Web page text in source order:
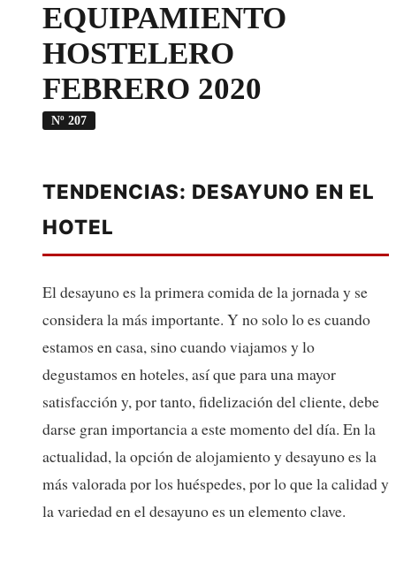
EQUIPAMIENTO
HOSTELERO
FEBRERO 2020
Nº 207
TENDENCIAS: DESAYUNO EN EL
HOTEL
El desayuno es la primera comida de la jornada y se
considera la más importante. Y no solo lo es cuando
estamos en casa, sino cuando viajamos y lo
degustamos en hoteles, así que para una mayor
satisfacción y, por tanto, fidelización del cliente, debe
darse gran importancia a este momento del día. En la
actualidad, la opción de alojamiento y desayuno es la
más valorada por los huéspedes, por lo que la calidad y
la variedad en el desayuno es un elemento clave.